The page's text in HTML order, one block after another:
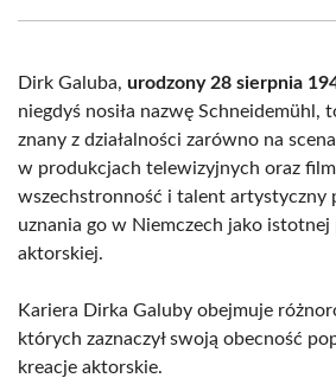
(Twitter)
Dirk Galuba, urodzony 28 sierpnia
niegdyś nosiła nazwę Schneidemühl,
znany z działalności zarówno na
w produkcjach telewizyjnych oraz
wszechstronność i talent artystyczny
uznania go w Niemczech jako
aktorskiej.
Kariera Dirka Galuby obejmuje
których zaznaczył swoją obecność
kreacje aktorskie.